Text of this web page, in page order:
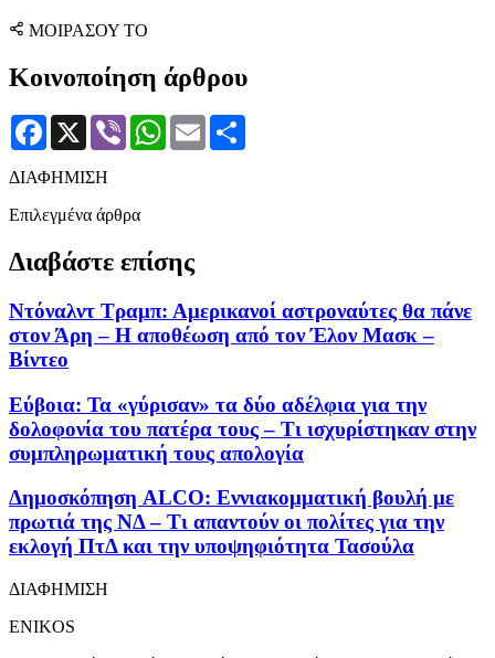
ΜΟΙΡΑΣΟΥ ΤΟ
Κοινοποίηση άρθρου
Facebook
X Viber WhatsApp
Email
ΔΙΑΦΗΜΙΣΗ
Επιλεγμένα άρθρα
Διαβάστε επίσης
Ντόναλντ Τραμπ: Αμερικανοί αστροναύτες θα πάνε
στον Άρη – Η αποθέωση από τον Έλον Μασκ –
Βίντεο
Εύβοια: Τα «γύρισαν» τα δύο αδέλφια για την
δολοφονία του πατέρα τους – Τι ισχυρίστηκαν στην
συμπληρωματική τους απολογία
Δημοσκόπηση ALCO: Εννιακομματική βουλή με
πρωτιά της ΝΔ – Τι απαντούν οι πολίτες για την
εκλογή ΠτΔ και την υποψηφιότητα Τασούλα
ΔΙΑΦΗΜΙΣΗ
ENIKOS